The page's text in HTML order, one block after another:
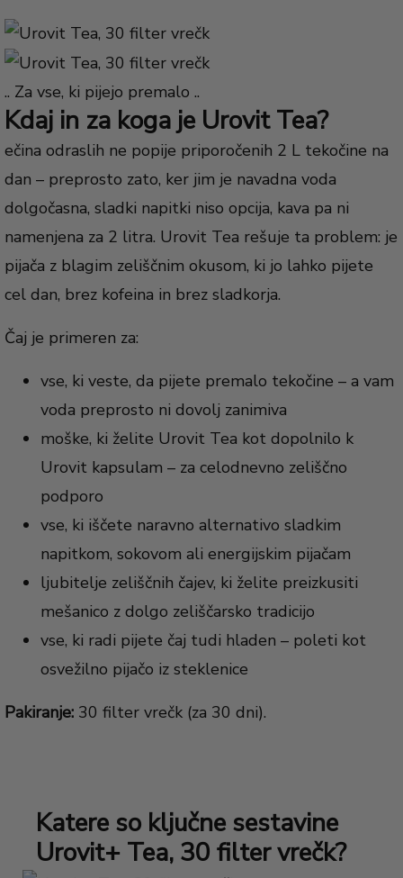
.. Za vse, ki pijejo premalo ..
Kdaj in za koga je Urovit Tea?
ečina odraslih ne popije priporočenih 2 L tekočine na
dan – preprosto zato, ker jim je navadna voda
dolgočasna, sladki napitki niso opcija, kava pa ni
namenjena za 2 litra. Urovit Tea rešuje ta problem: je
pijača z blagim zeliščnim okusom, ki jo lahko pijete
cel dan, brez kofeina in brez sladkorja.
Čaj je primeren za:
vse, ki veste, da pijete premalo tekočine – a vam
voda preprosto ni dovolj zanimiva
moške, ki želite Urovit Tea kot dopolnilo k
Urovit kapsulam – za celodnevno zeliščno
podporo
vse, ki iščete naravno alternativo sladkim
napitkom, sokovom ali energijskim pijačam
ljubitelje zeliščnih čajev, ki želite preizkusiti
mešanico z dolgo zeliščarsko tradicijo
vse, ki radi pijete čaj tudi hladen – poleti kot
osvežilno pijačo iz steklenice
Pakiranje: 30 filter vrečk (za 30 dni).
Katere so ključne sestavine
Urovit+ Tea, 30 filter vrečk?